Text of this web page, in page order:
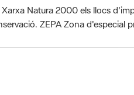
Natura 2000 els llocs
ZEPA Zona d'especial